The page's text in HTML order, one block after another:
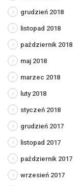
grudzień 2018
listopad 2018
październik 2018
maj 2018
marzec 2018
luty 2018
styczeń 2018
grudzień 2017
listopad 2017
październik 2017
wrzesień 2017